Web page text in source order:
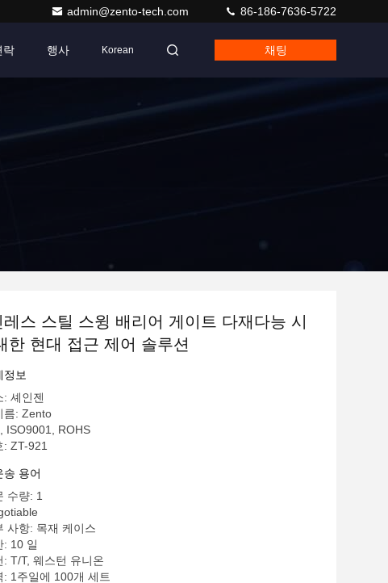
admin@zento-tech.com 86-186-7636-5722
락 행사 Korean 채팅
레스 스틸 스윙 배리어 게이트 다재다능 시
한 현대 접근 제어 솔루션
정보
: 셰인젠
름: Zento
ISO9001, ROHS
: ZT-921
송 용어
수량: 1
사항: 목재 케이스
: 10 일
: T/T, 웨스턴 유니온
: 1주일에 100개 세트